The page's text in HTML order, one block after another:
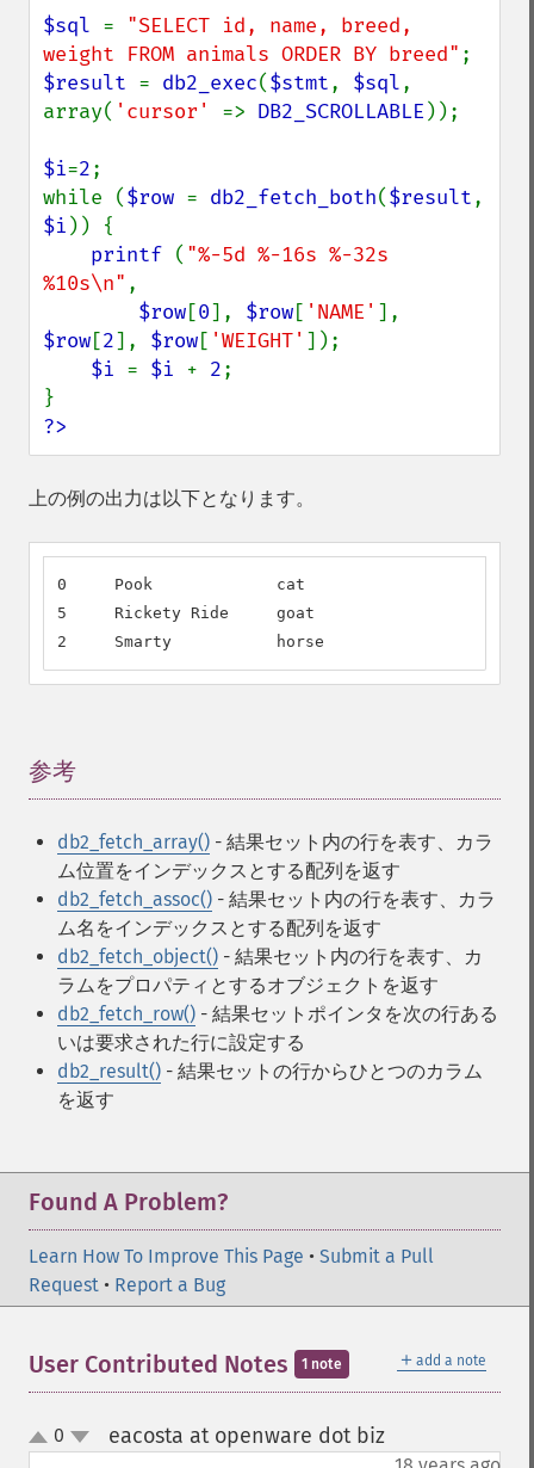
$sql = "SELECT id, name, breed,
weight FROM animals ORDER BY breed"
$result = db2_exec($stmt, $sql,
array( 'cursor' => DB2_SCROLLABLE ));
$i=2;
while ($row = db2_fetch_both($result
$i )) {
printf ( "%-5d %-16s %-32s
%10s\n" ,
$row[0], $row[ 'NAME'
$row[2], $row[ 'WEIGHT' ]);
$i = $i + 2;
?>
上の例の出力は以下となります。
0     Pook             cat
5     Rickety Ride     goat
2     Smarty           horse
参考
db2_fetch_array() - 結果セット内の行を表す、カラ
ム位置をインデックスとする配列を返す
db2_fetch_assoc() - 結果セット内の行を表す、カラ
ム名をインデックスとする配列を返す
db2_fetch_object() - 結果セット内の行を表す、カ
ラムをプロパティとするオブジェクトを返す
db2_fetch_row() - 結果セットポインタを次の行ある
いは要求された行に設定する
db2_result() - 結果セットの行からひとつのカラム
を返す
Found A Problem?
Learn How To Improve This Page • Submit a Pull
Request • Report a Bug
＋ add a note
User Contributed Notes 1 note
up
down
0 eacosta at openware dot biz¶